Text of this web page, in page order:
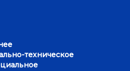
техническое